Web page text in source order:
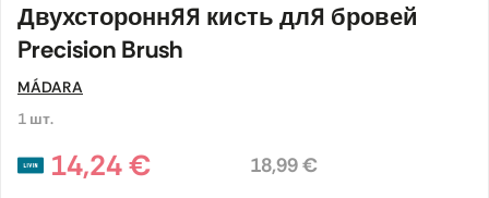
Двухсторонняя кисть для бровей
Precision Brush
MÁDARA
1 шт.
14,24 € 18,99 €